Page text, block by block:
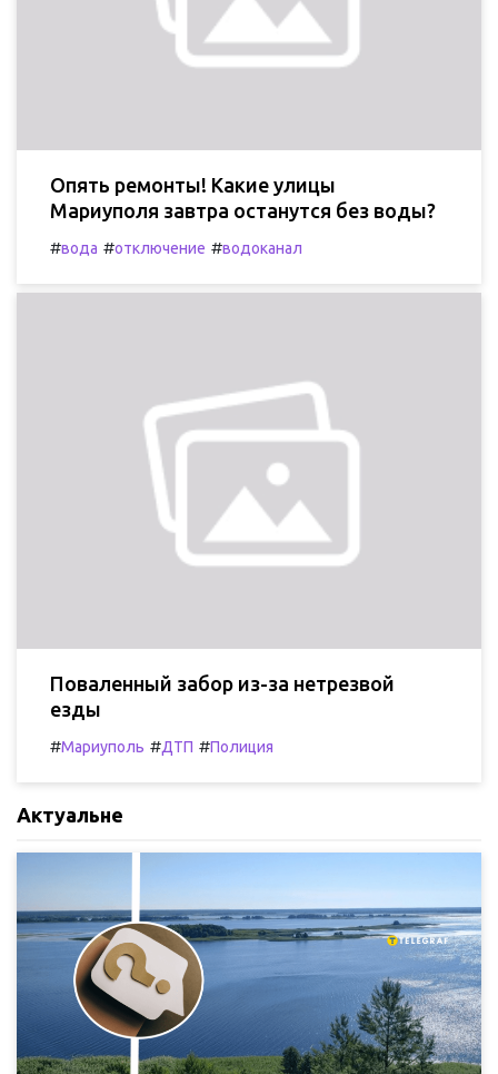
Опять ремонты! Какие улицы
Мариуполя завтра останутся без воды?
#вода #отключение #водоканал
Поваленный забор из-за нетрезвой
езды
#Мариуполь #ДТП #Полиция
Актуальне